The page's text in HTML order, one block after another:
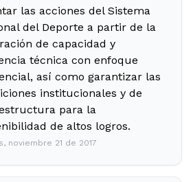
las acciones del Sistema
del Deporte a partir de la
de capacidad y
técnica con enfoque
así como garantizar las
institucionales y de
para la
de altos logros.
noviembre 21 de 2017